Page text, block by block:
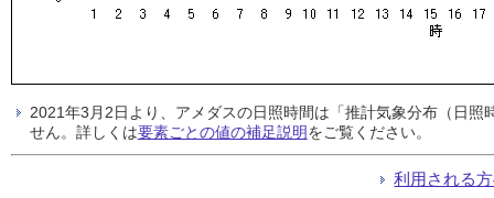
2021年3月2日より、アメダスの日照時間は「推計気象分布（日
せん。詳しくは要素ごとの値の補足説明をご覧ください。
利用される